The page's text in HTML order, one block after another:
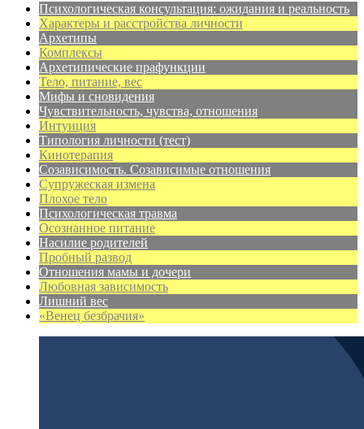
Психологическая консультация: ожидания и реальность
Характеры и расстройства личности
Архетипы
Комплексы
Архетипические прафункции
Тело, питание, вес
Мифы и сновидения
Чувствительность, чувства, отношения
Интуиция
Типология личности (тест)
Кинотерапия
Созависимость. Созависимые отношения
Супружеская измена
Плохое тело
Психологическая травма
Осознанное питание
Насилие родителей
Пробный развод
Отношения мамы и дочери
Любовная зависимость
Лишний вес
«Венец безбрачия»